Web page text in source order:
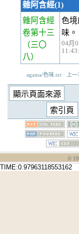
雜阿含經(1)
雜阿含經
卷第十三
（三〇
八）
色
味。
04月
agama/色味.txt · 上
©
TIME:0.97963118553162